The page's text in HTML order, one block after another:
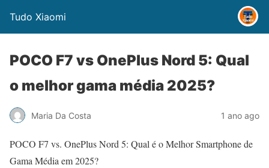
Tudo Xiaomi
POCO F7 vs OnePlus Nord 5: Qual
o melhor gama média 2025?
Maria Da Costa 1 ano ago
POCO F7 vs. OnePlus Nord 5: Qual é o Melhor Smartphone de
Gama Média em 2025?